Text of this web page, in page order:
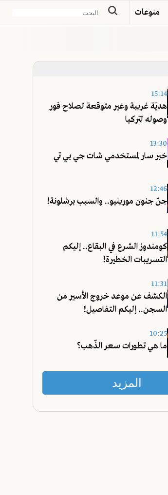
منوعات
15:14
هديّة غريبة وغير متوقعة لصلاح فور
وصوله لتركيا
13:30
خبر سار لمستخدمي شات جي بي تي
12:46
جنّ جنون مورينيو.. والسبب برشلونة!
11:54
كومندوز الشرع في البقاع.. إليكم
التسريبات الخطيرة!
11:31
الكشف عن موعد خروج الأسير من
السجن.. إليكم التفاصيل!
10:25
ما هي تطورات سعر الذّهب؟
المزيد